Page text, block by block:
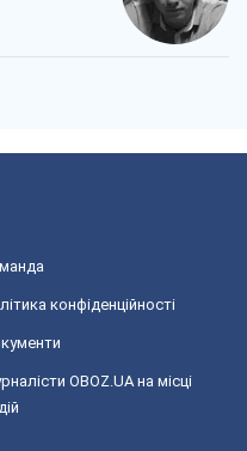
конфіденційності
OBOZ.UA на місці